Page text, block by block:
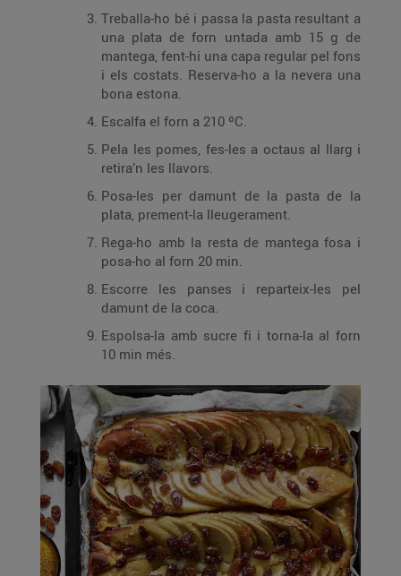
Treballa-ho bé i passa la pasta resultant a
una plata de forn untada amb 15 g de
mantega, fent-hi una capa regular pel fons
i els costats. Reserva-ho a la nevera una
bona estona.
Escalfa el forn a 210 ºC.
Pela les pomes, fes-les a octaus al llarg i
retira’n les llavors.
Posa-les per damunt de la pasta de la
plata, prement-la lleugerament.
Rega-ho amb la resta de mantega fosa i
posa-ho al forn 20 min.
Escorre les panses i reparteix-les pel
damunt de la coca.
Espolsa-la amb sucre fi i torna-la al forn
10 min més.